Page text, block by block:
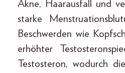
Akne, Haarausfall und
starke
Beschwerden wie
erhöhter
Testosteron, wodurch